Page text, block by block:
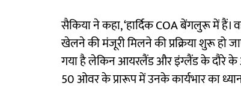
सैकिया ने कहा, ‘हार्दिक COA बेंगलुरू में
खेलने की मंजूरी मिलने की प्रक्रिया शुरू हो
गया है लेकिन आयरलैंड और इंग्लैंड के दौरे के
50 ओवर के प्रारूप में उनके कार्यभार का